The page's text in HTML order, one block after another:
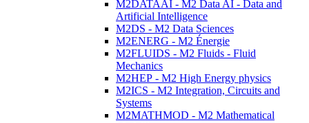
M2DATAAI - M2 Data AI - Data and
Artificial Intelligence
M2DS - M2 Data Sciences
M2ENERG - M2 Énergie
M2FLUIDS - M2 Fluids - Fluid
Mechanics
M2HEP - M2 High Energy physics
M2ICS - M2 Integration, Circuits and
Systems
M2MATHMOD - M2 Mathematical